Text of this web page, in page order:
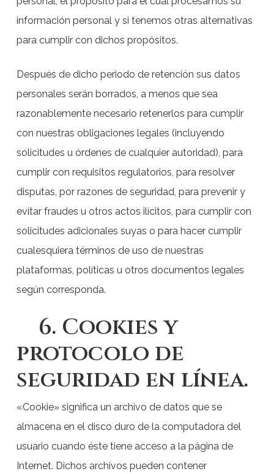
información personal y si tenemos otras alternativas
para cumplir con dichos propósitos.
Después de dicho periodo de retención sus datos
personales serán borrados, a menos que sea
razonablemente necesario retenerlos para cumplir
con nuestras obligaciones legales (incluyendo
solicitudes u órdenes de cualquier autoridad), para
cumplir con requisitos regulatorios, para resolver
disputas, por razones de seguridad, para prevenir y
evitar fraudes u otros actos ilícitos, para cumplir con
solicitudes adicionales suyas o para hacer cumplir
cualesquiera términos de uso de nuestras
plataformas, políticas u otros documentos legales
según corresponda.
6. Cookies y
protocolo de
seguridad en línea.
«Cookie» significa un archivo de datos que se
almacena en el disco duro de la computadora del
usuario cuando éste tiene acceso a la página de
Internet. Dichos archivos pueden contener